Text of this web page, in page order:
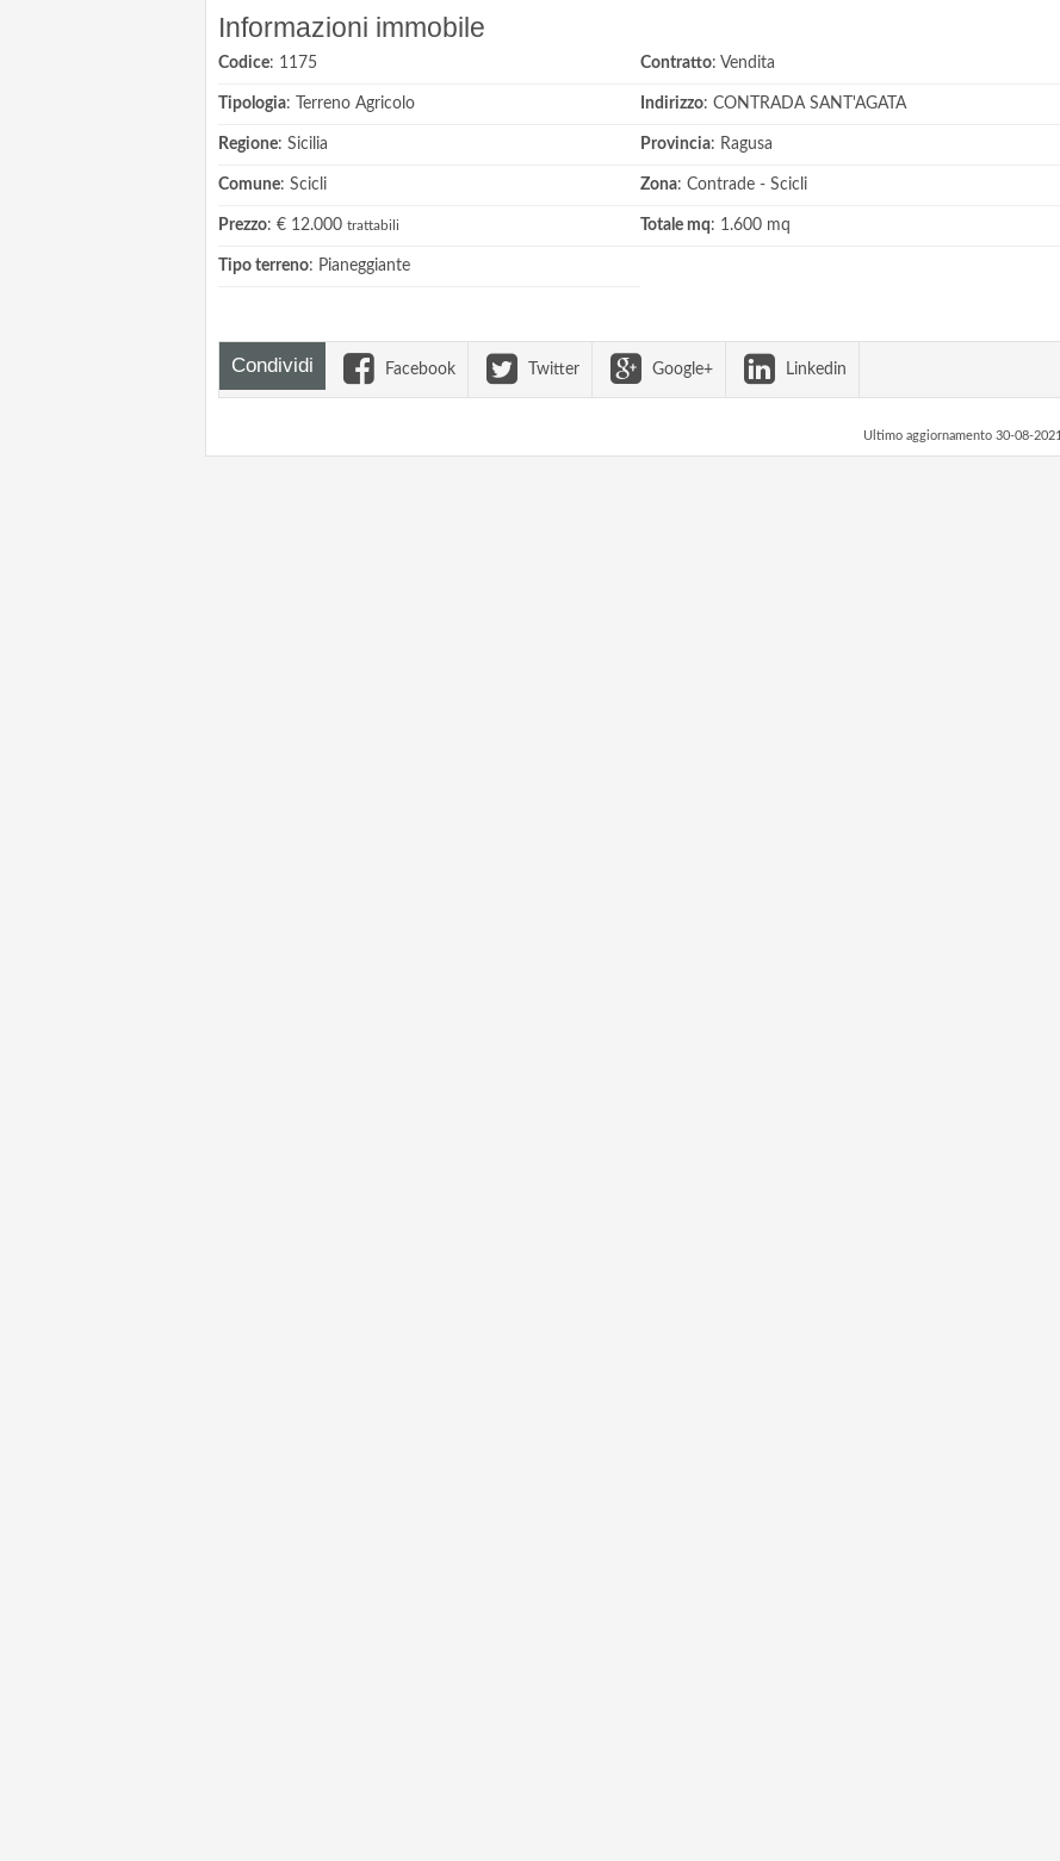
Informazioni immobile
Codice: 1175 Contratto: Vendita
Tipologia: Terreno Agricolo Indirizzo: CONTRADA SANT'AGATA
Regione: Sicilia Provincia: Ragusa
Comune: Scicli Zona: Contrade - Scicli
Prezzo: € 12.000 trattabili Totale mq: 1.600 mq
Tipo terreno: Pianeggiante
Condividi Facebook Twitter Google+ Linkedin
Ultimo aggiornamento 30-08-2021